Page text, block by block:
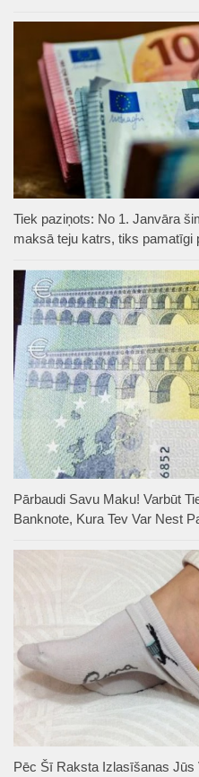
Tiek paziņots: No 1. Janvāra
maksā teju katrs, tiks pamatīgi
Pārbaudi Savu Maku! Varbūt
Banknote, Kura Tev Var Nest
Pēc Šī Raksta Izlasīšanas Jūs